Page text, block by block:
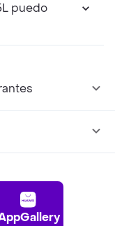
puedo